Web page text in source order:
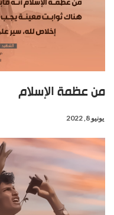
من عظمة الإسلام
يونيو 8, 2022